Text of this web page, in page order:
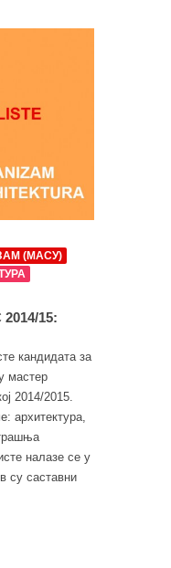
(МАСУ)
15:
кандидата за
мастер
2014/2015.
архитектура,
налазе се у
су саставни